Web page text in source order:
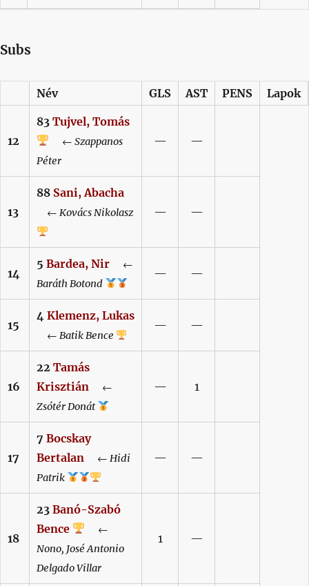
Subs
Név GLS AST PENS Lapok
12
83 Tujvel, Tomás
← Szappanos
Péter
— —
13
88 Sani, Abacha
← KovácsNikolasz — —
14
5 Bardea, Nir
←
Baráth Botond
— —
15
4 Klemenz, Lukas
← BatikBence
— —
16
22 Tamás
Krisztián
←
ZsótérDonát
— 1
17
7 Bocskay
Bertalan
← Hidi
Patrik
— —
18
23 Banó-Szabó
Bence
←
Nono, José Antonio
Delgado Villar
1 —